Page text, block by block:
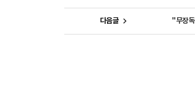
다음글 "무장